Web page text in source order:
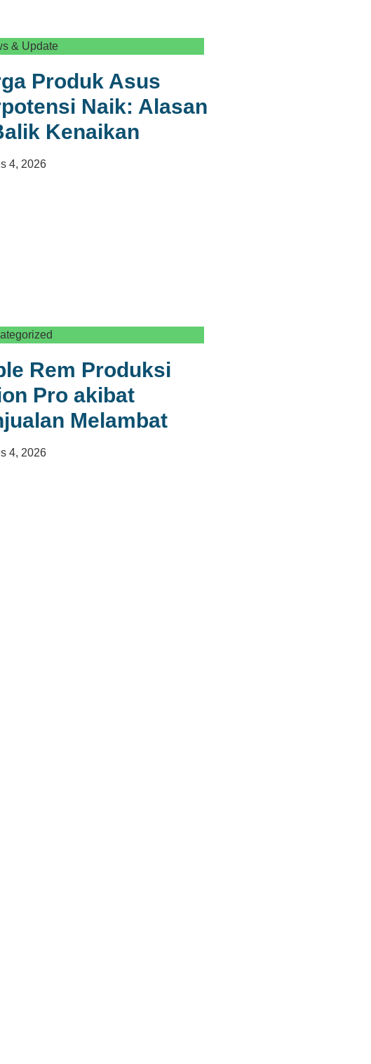
& Update
Produk Asus
Naik: Alasan
Kenaikan
4, 2026
Rem Produksi
Pro akibat
Melambat
4, 2026